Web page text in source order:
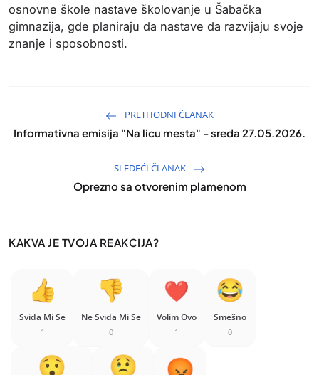
osnovne škole nastave školovanje u Šabačka
gimnazija, gde planiraju da nastave da razvijaju svoje
znanje i sposobnosti.
PRETHODNI ČLANAK
Informativna emisija "Na licu mesta" - sreda 27.05.2026.
SLEDEĆI ČLANAK
Oprezno sa otvorenim plamenom
KAKVA JE TVOJA REAKCIJA?
Sviđa Mi Se
1
Ne Sviđa Mi Se
0
Volim Ovo
1
Smešno
0